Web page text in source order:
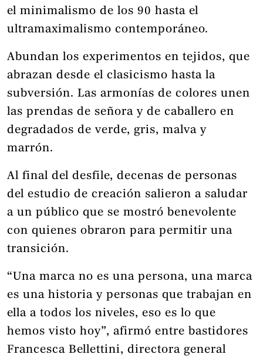
el minimalismo de los 90 hasta el
ultramaximalismo contemporáneo.
Abundan los experimentos en tejidos, que
abrazan desde el clasicismo hasta la
subversión. Las armonías de colores unen
las prendas de señora y de caballero en
degradados de verde, gris, malva y
marrón.
Al final del desfile, decenas de personas
del estudio de creación salieron a saludar
a un público que se mostró benevolente
con quienes obraron para permitir una
transición.
“Una marca no es una persona, una marca
es una historia y personas que trabajan en
ella a todos los niveles, eso es lo que
hemos visto hoy”, afirmó entre bastidores
Francesca Bellettini, directora general